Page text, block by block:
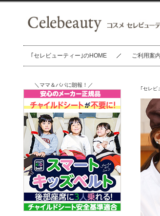
｢セレビューティー｣のHOME ご利用案内
｢セレビ
＼ママ＆パパに朗報！／